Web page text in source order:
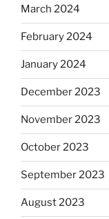
March 2024
February 2024
January 2024
December 2023
November 2023
October 2023
September 2023
August 2023